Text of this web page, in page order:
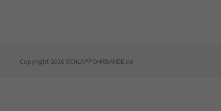
Copyright 2026 SCHLAPPOHRBANDE.de